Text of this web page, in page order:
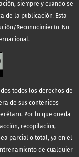
siempre y cuando se
de la publicación. Esta
Reconocimiento-No
.
todos los derechos de
de sus contenidos
Por lo que queda
recopilación,
parcial o total, ya en el
de cualquier